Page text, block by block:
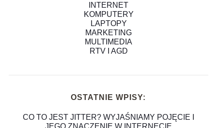
INTERNET
KOMPUTERY
LAPTOPY
MARKETING
MULTIMEDIA
RTV I AGD
OSTATNIE WPISY:
CO TO JEST JITTER? WYJAŚNIAMY POJĘCIE I
JEGO ZNACZENIE W INTERNECIE